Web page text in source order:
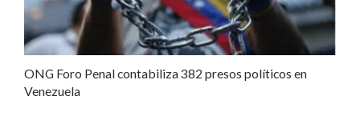
ONG Foro Penal contabiliza 382 presos políticos en
Venezuela